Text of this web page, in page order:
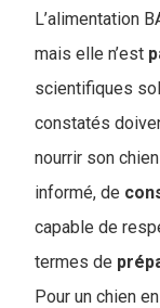
L’alimentation
mais elle n’est
scientifiques
constatés
nourrir son
informé, de
capable de
termes de
Pour un chien